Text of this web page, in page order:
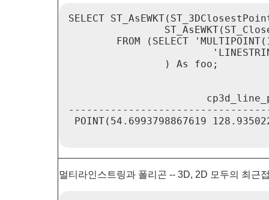
SELECT
FROM (SELECT
                ) As foo;
POINT(54.6993798867619
멀티라인스트링과 폴리곤 -- 3D, 2D 모두의 최근